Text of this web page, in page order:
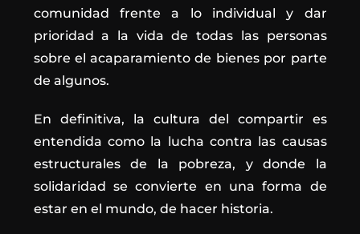
comunidad frente a lo individual y dar
prioridad a la vida de todas las personas
sobre el acaparamiento de bienes por parte
de algunos.
En definitiva, la cultura del compartir es
entendida como la lucha contra las causas
estructurales de la pobreza, y donde la
solidaridad se convierte en una forma de
estar en el mundo, de hacer historia.